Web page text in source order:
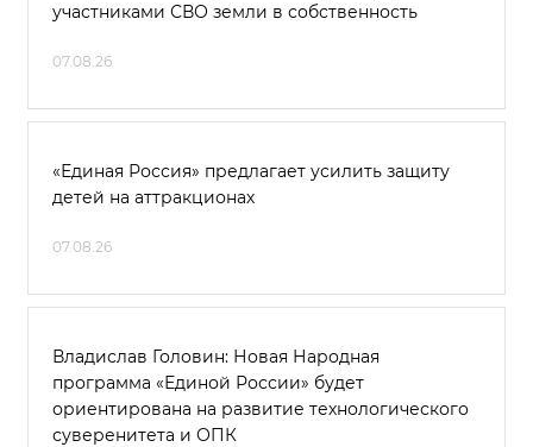
участниками СВО земли в собственность
07.08.26
«Единая Россия» предлагает усилить защиту
детей на аттракционах
07.08.26
Владислав Головин: Новая Народная
программа «Единой России» будет
ориентирована на развитие технологического
суверенитета и ОПК